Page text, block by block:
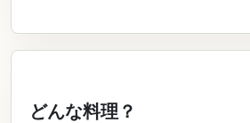
どんな料理？